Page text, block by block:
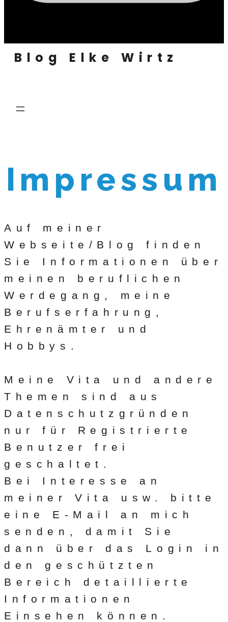
Blog Elke Wirtz
Impressum
Auf meiner
Webseite/Blog finden
Sie Informationen über
meinen beruflichen
Werdegang, meine
Berufserfahrung,
Ehrenämter und
Hobbys.
Meine Vita und andere
Themen sind aus
Datenschutzgründen
nur für Registrierte
Benutzer frei
geschaltet.
Bei Interesse an
meiner Vita usw. bitte
eine E-Mail an mich
senden, damit Sie
dann über das Login in
den geschützten
Bereich detaillierte
Informationen
Einsehen können.